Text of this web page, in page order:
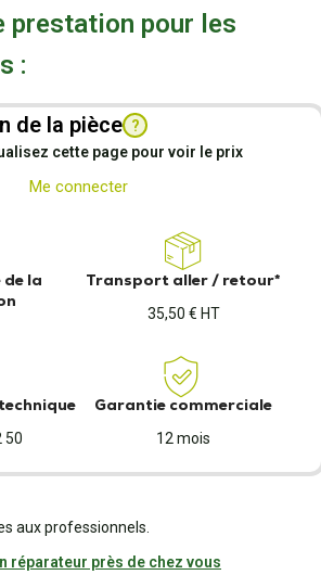
prestation pour les
:
de la pièce ?
cette page pour voir le prix
Me connecter
de la
Transport aller / retour*
35,50 € HT
50
Garantie commerciale
12 mois
aux professionnels.
réparateur près de chez vous